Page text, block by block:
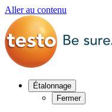
Aller au contenu
Étalonnage
Fermer